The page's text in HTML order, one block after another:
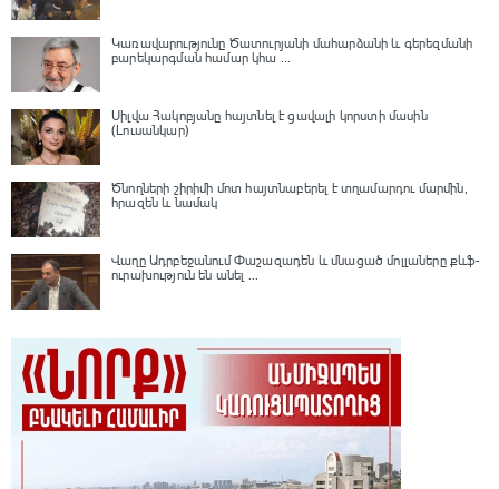
Կառավարությունը Ծատուրյանի մահարձանի և գերեզմանի
բարեկարգման համար կհա ...
Սիլվա Հակոբյանը հայտնել է ցավալի կորստի մասին
(Լուսանկար)
Ծնողների շիրիմի մոտ հայտնաբերել է տղամարդու մարմին,
հրազեն և նամակ
Վաղը Ադրբեջանում Փաշազադեն և մնացած մոլլաները քևֆ-
ուրախություն են անել ...